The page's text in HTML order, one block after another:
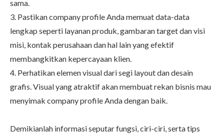
sama.
3. Pastikan company profile Anda memuat data-data
lengkap seperti layanan produk, gambaran target dan visi
misi, kontak perusahaan dan hal lain yang efektif
membangkitkan kepercayaan klien.
4. Perhatikan elemen visual dari segi layout dan desain
grafis. Visual yang atraktif akan membuat rekan bisnis mau
menyimak company profile Anda dengan baik.
Demikianlah informasi seputar fungsi, ciri-ciri, serta tips